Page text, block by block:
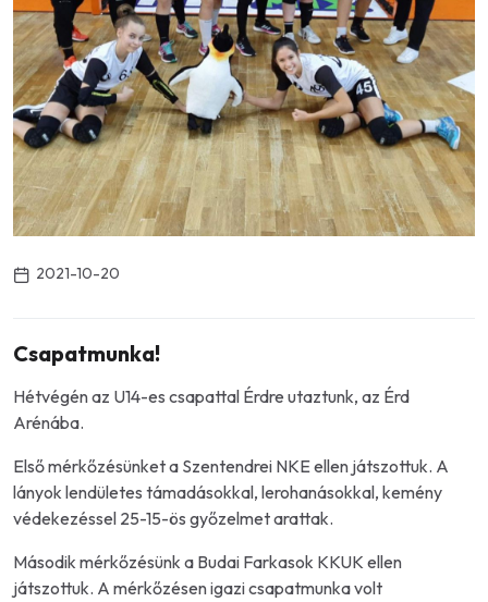
2021-10-20
Csapatmunka!
Hétvégén az U14-es csapattal Érdre utaztunk, az Érd
Arénába.
Első mérkőzésünket a Szentendrei NKE ellen játszottuk. A
lányok lendületes támadásokkal, lerohanásokkal, kemény
védekezéssel 25-15-ös győzelmet arattak.
Második mérkőzésünk a Budai Farkasok KKUK ellen
játszottuk. A mérkőzésen igazi csapatmunka volt